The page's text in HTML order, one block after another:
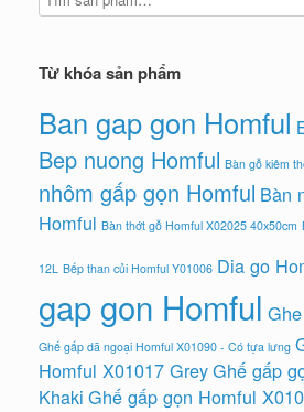
Từ khóa sản phẩm
Ban gap gon Homful
Bep nuong Homful Bàn gỗ kiêm
nhôm gấp gọn Homful Bàn
Homful Bàn thớt gỗ Homful X02025 40x50cm
12L Bếp than củi Homful Y01006 Dia go
gap gon Homful
Ghế gấp dã ngoại Homful X01090 - Có tựa lưng
Homful X01017 GreyGhế gấp
Khaki Ghế gấp gọn Homful